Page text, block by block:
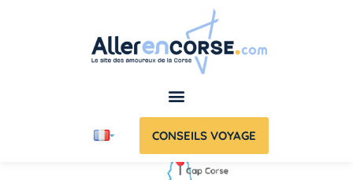
CONSEILS VOYAGE